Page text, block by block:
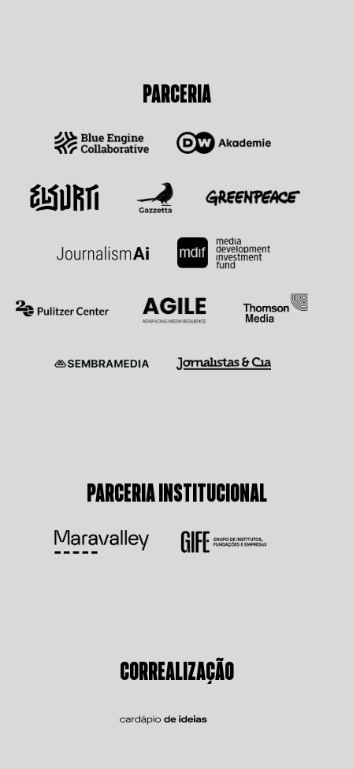
PARCERIA
PARCERIA INSTITUCIONAL
CORREALIZAÇÃO